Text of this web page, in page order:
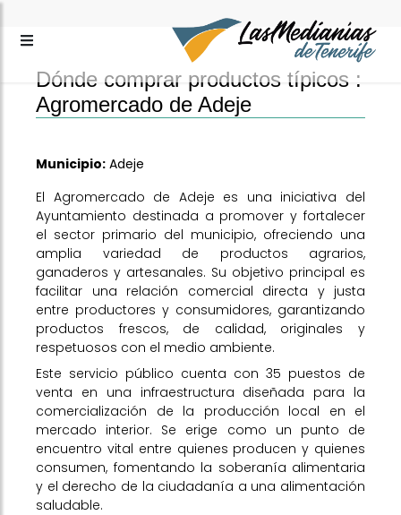
Dónde comprar productos típicos :
Agromercado de Adeje
Municipio: Adeje
El Agromercado de Adeje es una iniciativa del
Ayuntamiento destinada a promover y fortalecer
el sector primario del municipio, ofreciendo una
amplia variedad de productos agrarios,
ganaderos y artesanales. Su objetivo principal es
facilitar una relación comercial directa y justa
entre productores y consumidores, garantizando
productos frescos, de calidad, originales y
respetuosos con el medio ambiente.
Este servicio público cuenta con 35 puestos de
venta en una infraestructura diseñada para la
comercialización de la producción local en el
mercado interior. Se erige como un punto de
encuentro vital entre quienes producen y quienes
consumen, fomentando la soberanía alimentaria
y el derecho de la ciudadanía a una alimentación
saludable.